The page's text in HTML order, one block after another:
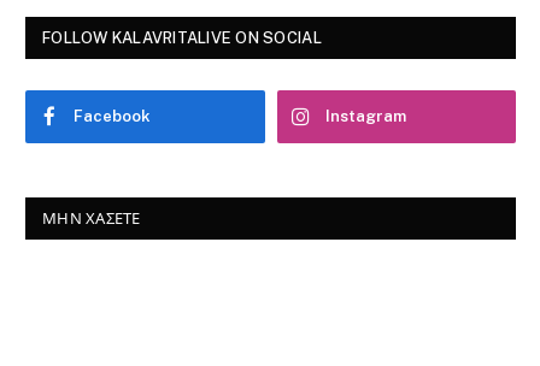
FOLLOW KALAVRITALIVE ON SOCIAL
Facebook Instagram
ΜΗΝ ΧΆΣΕΤΕ